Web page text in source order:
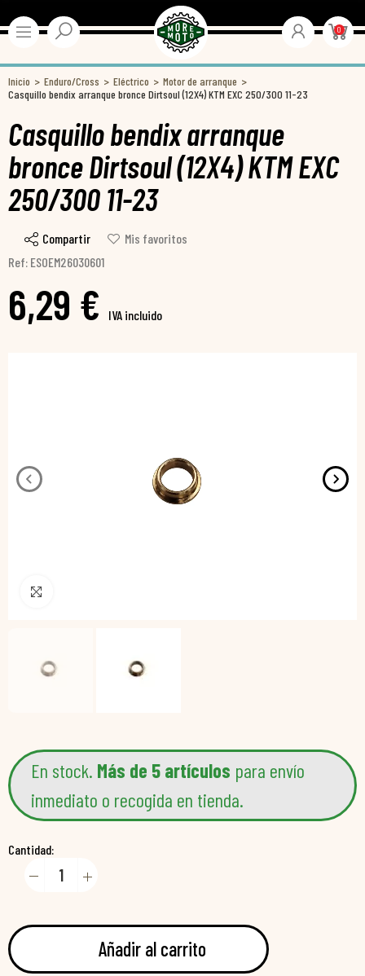
0
Inicio Enduro/Cross Eléctrico
Motor de arranque
Casquillo bendix arranque bronce Dirtsoul (12X4) KTM EXC 250/300 11-23
Casquillo bendix arranque
bronce Dirtsoul (12X4) KTM EXC
250/300 11-23
Compartir
Mis favoritos
Ref: ESOEM26030601
6,29 € IVA incluido
En stock. Más de 5 artículos para envío
inmediato o recogida en tienda.
Cantidad:
Añadir al carrito